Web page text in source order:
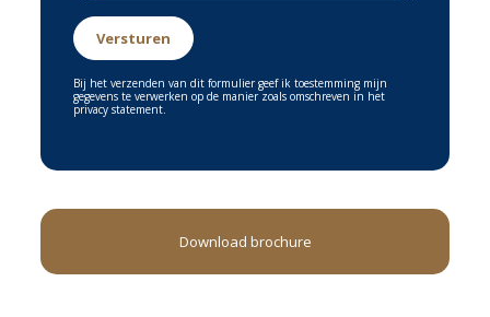
Bij het verzenden van dit formulier geef ik toestemming mijn
gegevens te verwerken op de manier zoals omschreven in het
privacy statement.
Download brochure